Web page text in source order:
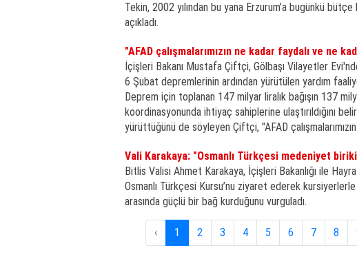
Tekin, 2002 yılından bu yana Erzurum’a bugünkü bütçe
açıkladı.
"AFAD çalışmalarımızın ne kadar faydalı ve ne
İçişleri Bakanı Mustafa Çiftçi, Gölbaşı Vilayetler
6 Şubat depremlerinin ardından yürütülen yardım
Deprem için toplanan 147 milyar liralık bağışın 137
koordinasyonunda ihtiyaç sahiplerine ulaştırıldığını
yürüttüğünü de söyleyen Çiftçi, "AFAD
Vali Karakaya: "Osmanlı Türkçesi medeniyet
Bitlis Valisi Ahmet Karakaya, İçişleri Bakanlığı ile
Osmanlı Türkçesi Kursu’nu ziyaret ederek
arasında güçlü bir bağ kurduğunu vurguladı.
‹ 1 2 3 4 5 6 7 8